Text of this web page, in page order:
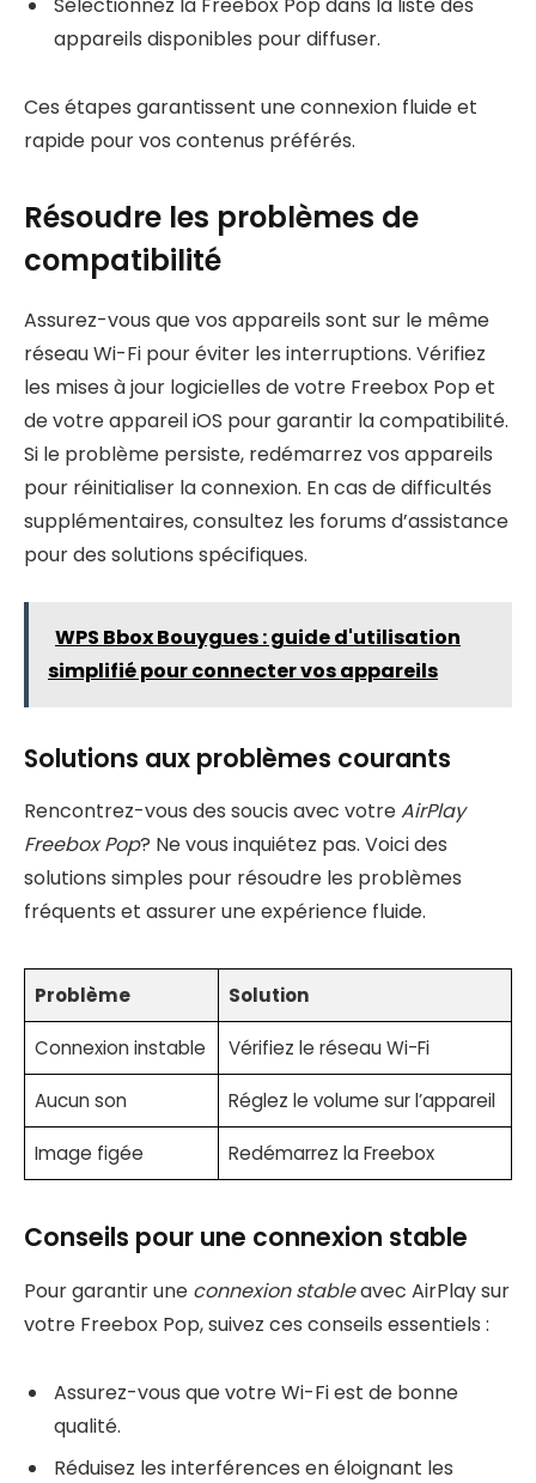
appareils disponibles pour diffuser.
Ces étapes garantissent une connexion fluide et
rapide pour vos contenus préférés.
Résoudre les problèmes de
compatibilité
Assurez-vous que vos appareils sont sur le même
réseau Wi-Fi pour éviter les interruptions. Vérifiez
les mises à jour logicielles de votre Freebox Pop et
de votre appareil iOS pour garantir la compatibilité.
Si le problème persiste, redémarrez vos appareils
pour réinitialiser la connexion. En cas de difficultés
supplémentaires, consultez les forums d’assistance
pour des solutions spécifiques.
WPS Bbox Bouygues : guide d'utilisation
simplifié pour connecter vos appareils
Solutions aux problèmes courants
Rencontrez-vous des soucis avec votreAirPlay
Freebox Pop? Ne vous inquiétez pas. Voici des
solutions simples pour résoudre les problèmes
fréquents et assurer une expérience fluide.
Problème Solution
Connexion instable Vérifiez le réseau Wi-Fi
Aucun son Réglez le volume sur l’appareil
Image figée Redémarrez la Freebox
Conseils pour une connexion stable
Pour garantir une connexion stableavec AirPlay sur
votre Freebox Pop, suivez ces conseils essentiels :
Assurez-vous que votre Wi-Fi est de bonne
qualité.
Réduisez les interférences en éloignant les